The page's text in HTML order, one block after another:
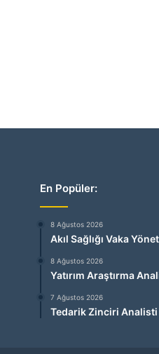
En Popüler:
8 Ağustos 2026
Akıl Sağlığı Vaka
8 Ağustos 2026
Yatırım Araştırma
7 Ağustos 2026
Tedarik Zinciri Analisti